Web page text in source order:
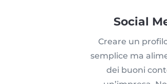
Social
Creare un
semplice ma
dei buoni